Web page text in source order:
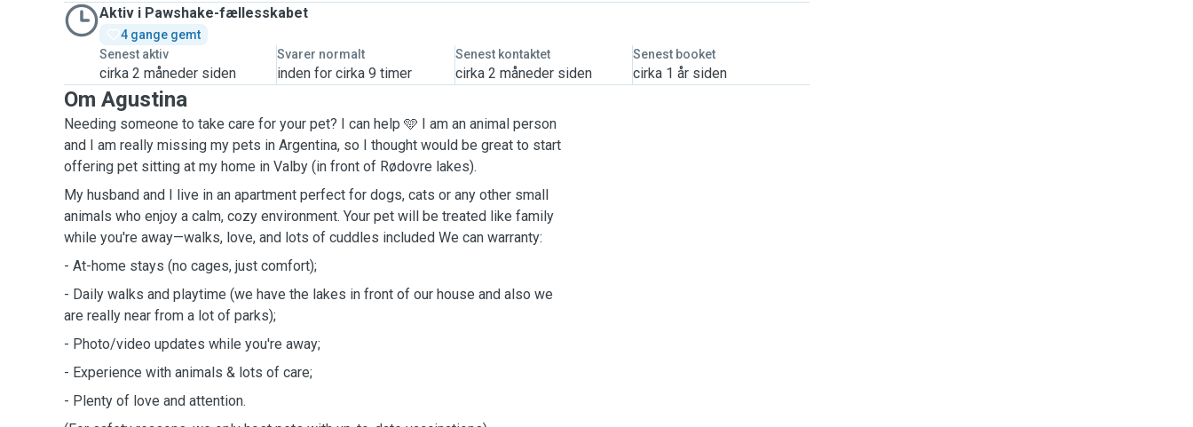
Aktiv i Pawshake-fællesskabet
4 gange gemt
Senest aktiv
cirka 2 måneder siden
Svarer normalt
inden for cirka 9 timer
Senest kontaktet
cirka 2 måneder siden
Senest booket
cirka 1 år siden
Om Agustina
Needing someone to take care for your pet? I can help 🩵 I am an animal person
and I am really missing my pets in Argentina, so I thought would be great to start
offering pet sitting at my home in Valby (in front of Rødovre lakes).
My husband and I live in an apartment perfect for dogs, cats or any other small
animals who enjoy a calm, cozy environment. Your pet will be treated like family
while you're away—walks, love, and lots of cuddles included We can warranty:
- At-home stays (no cages, just comfort);
- Daily walks and playtime (we have the lakes in front of our house and also we
are really near from a lot of parks);
- Photo/video updates while you're away;
- Experience with animals & lots of care;
- Plenty of love and attention.